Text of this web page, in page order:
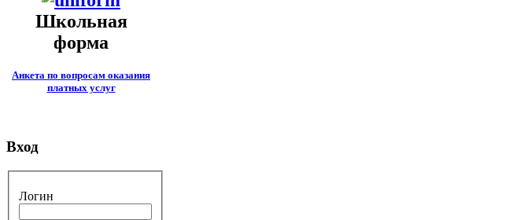
Школьная
форма
Анкета по вопросам оказания
платных услуг
Вход
Логин